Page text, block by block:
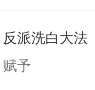
母的微笑：“
留看着面前这
人，突然醒悟
惜被人暗害，
绝。主神知晓
反派洗白大法
赋予